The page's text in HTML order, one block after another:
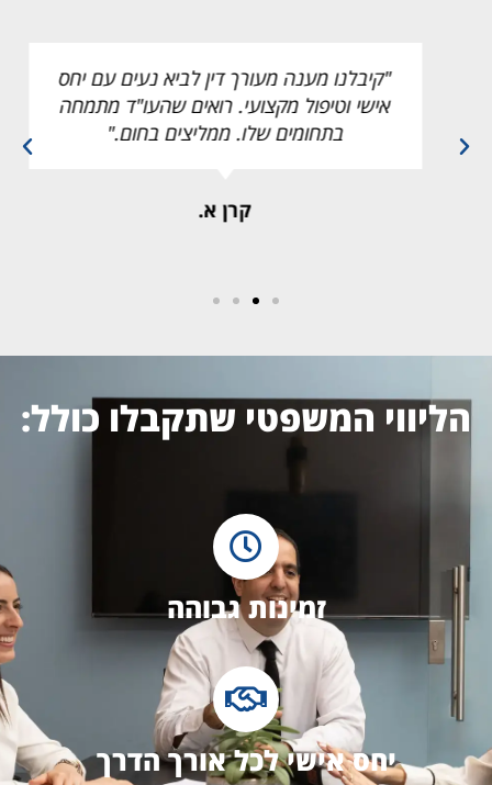
"קיבלנו מענה מעורך דין לביא נעים עם יחס
אישי וטיפול מקצועי. רואים שהעו"ד מתמחה
בתחומים שלו. ממליצים בחום."
קרן א.
הליווי המשפטי שתקבלו כולל:
זמינות גבוהה
יחס אישי לכל אורך הדרך